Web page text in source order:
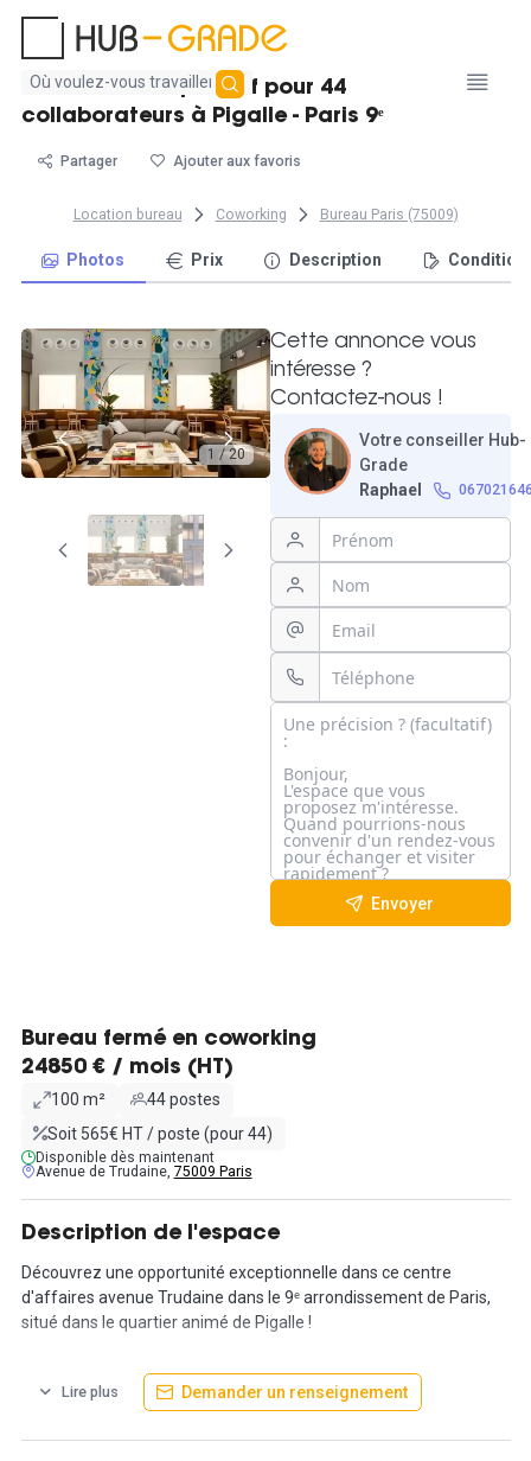
Aucun
résultat
Grand bureau privatif pour 44
collaborateurs à Pigalle - Paris 9ᵉ
Partager Ajouter aux favoris
Location bureau Coworking Bureau Paris (75009)
Photos Prix Description
1 / 20
Cette annonce vous
intéresse ?
Contactez-nous !
Votre conseiller Hub-
Grade
Raphael
Envoyer
Bureau fermé en coworking
24850 € / mois (HT)
100 m²
44 postes
Soit 565€ HT / poste (pour 44)
Disponible dès maintenant
Avenue de Trudaine, 75009 Paris
Description de l'espace
Découvrez une opportunité exceptionnelle dans ce centre
d'affaires avenue Trudaine dans le 9ᵉ arrondissement de Paris,
situé dans le quartier animé de Pigalle !
Hub-Grade propose un espace totalement privatif. Offrant un
bureau privé de 100m² parfaitement agencé pour accueillir
agrémentés de touches accueillantes telles que des lumières de
Lire plus Demander un renseignement